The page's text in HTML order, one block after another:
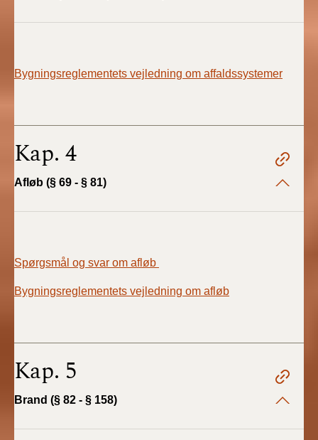
Bygningsreglementets vejledning om affaldssystemer
Kap. 4
Afløb (§ 69 - § 81)
Spørgsmål og svar om afløb
Bygningsreglementets vejledning om afløb
Kap. 5
Brand (§ 82 - § 158)